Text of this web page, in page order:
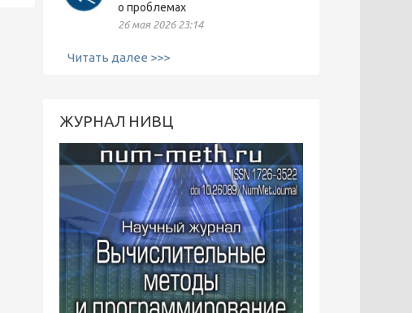
о проблемах
26 мая 2026 23:14
Читать далее >>>
ЖУРНАЛ НИВЦ